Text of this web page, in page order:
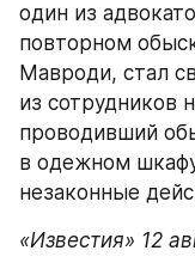
один из
повторном
Мавроди, стал
из сотрудников
проводивший
в одежном
незаконные
«Известия» 12